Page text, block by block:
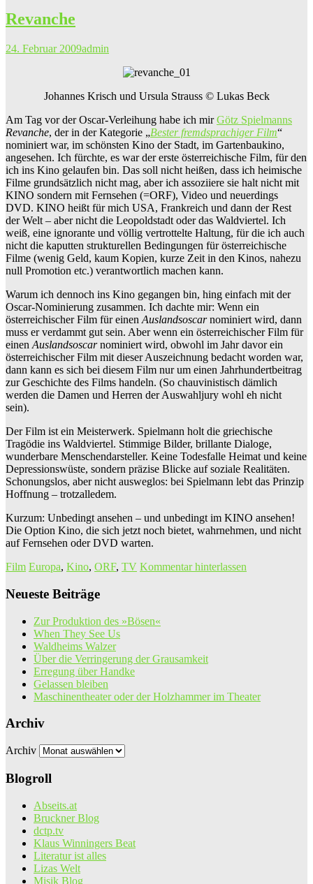
Revanche
24. Februar 2009admin
Johannes Krisch und Ursula Strauss © Lukas Beck
Am Tag vor der Oscar-Verleihung habe ich mirGötz Spielmanns
Revanche, der in der Kategorie „Bester fremdsprachiger Film“
nominiert war, im schönsten Kino der Stadt, im Gartenbaukino,
angesehen. Ich fürchte, es war der erste österreichische Film, für den
ich ins Kino gelaufen bin. Das soll nicht heißen, dass ich heimische
Filme grundsätzlich nicht mag, aber ich assoziiere sie halt nicht mit
KINO sondern mit Fernsehen (=ORF), Video und neuerdings
DVD. KINO heißt für mich USA, Frankreich und dann der Rest
der Welt – aber nicht die Leopoldstadt oder das Waldviertel. Ich
weiß, eine ignorante und völlig vertrottelte Haltung, für die ich auch
nicht die kaputten strukturellen Bedingungen für österreichische
Filme (wenig Geld, kaum Kopien, kurze Zeit in den Kinos, nahezu
null Promotion etc.) verantwortlich machen kann.
Warum ich dennoch ins Kino gegangen bin, hing einfach mit der
Oscar-Nominierung zusammen. Ich dachte mir: Wenn ein
österreichischer Film für einen Auslandsoscarnominiert wird, dann
muss er verdammt gut sein. Aber wenn ein österreichischer Film für
einen Auslandsoscarnominiert wird, obwohl im Jahr davor ein
österreichischer Film mit dieser Auszeichnung bedacht worden war,
dann kann es sich bei diesem Film nur um einen Jahrhundertbeitrag
zur Geschichte des Films handeln. (So chauvinistisch dämlich
werden die Damen und Herren der Auswahljury wohl eh nicht
sein).
Der Film ist ein Meisterwerk. Spielmann holt die griechische
Tragödie ins Waldviertel. Stimmige Bilder, brillante Dialoge,
wunderbare Menschendarsteller. Keine Todesfalle Heimat und keine
Depressionswüste, sondern präzise Blicke auf soziale Realitäten.
Schonungslos, aber nicht ausweglos: bei Spielmann lebt das Prinzip
Hoffnung – trotzalledem.
Kurzum: Unbedingt ansehen – und unbedingt im KINO ansehen!
Die Option Kino, die sich jetzt noch bietet, wahrnehmen, und nicht
auf Fernsehen oder DVD warten.
Film Europa, Kino, ORF, TV Kommentar hinterlassen
Neueste Beiträge
Zur Produktion des »Bösen«
When They See Us
Waldheims Walzer
Über die Verringerung der Grausamkeit
Erregung über Handke
Gelassen bleiben
Maschinentheater oder der Holzhammer im Theater
Archiv
Archiv
Blogroll
Abseits.at
Bruckner Blog
dctp.tv
Klaus Winningers Beat
Literatur ist alles
Lizas Welt
Misik Blog